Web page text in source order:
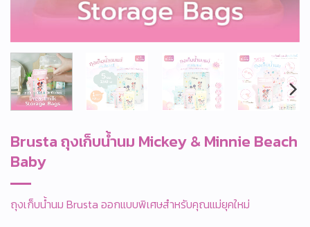
Brusta ถุงเก็บน้ำนม Mickey & Minnie Beach
Baby
ถุงเก็บน้ำนม Brusta ออกแบบพิเศษสำหรับคุณแม่ยุคใหม่